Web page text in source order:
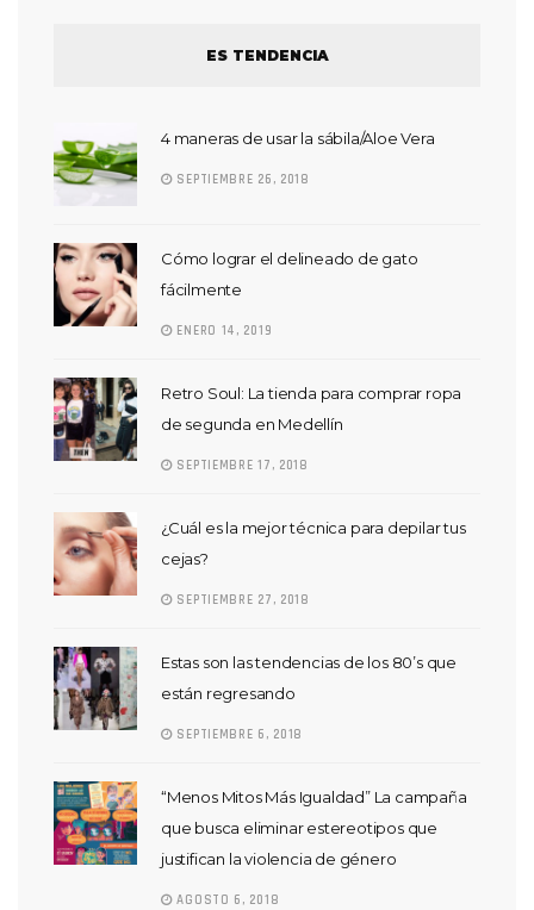
ES TENDENCIA
4 maneras de usar la sábila/Aloe Vera
SEPTIEMBRE 26, 2018
Cómo lograr el delineado de gato
fácilmente
ENERO 14, 2019
Retro Soul: La tienda para comprar ropa
de segunda en Medellín
SEPTIEMBRE 17, 2018
¿Cuál es la mejor técnica para depilar tus
cejas?
SEPTIEMBRE 27, 2018
Estas son las tendencias de los 80’s que
están regresando
SEPTIEMBRE 6, 2018
“Menos Mitos Más Igualdad” La campaña
que busca eliminar estereotipos que
justifican la violencia de género
AGOSTO 6, 2018